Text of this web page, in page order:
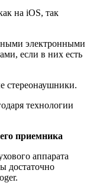
на iOS, так
электронными
если в них есть
стереонаушники.
технологии
приемника
аппарата
достаточно